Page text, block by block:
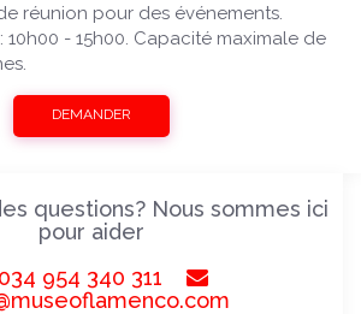
réunion pour des événements.
10h00 - 15h00. Capacité maximale de
DEMANDER
questions? Nous sommes ici
pour aider
034 954 340 311